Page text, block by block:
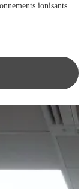
ionisants.